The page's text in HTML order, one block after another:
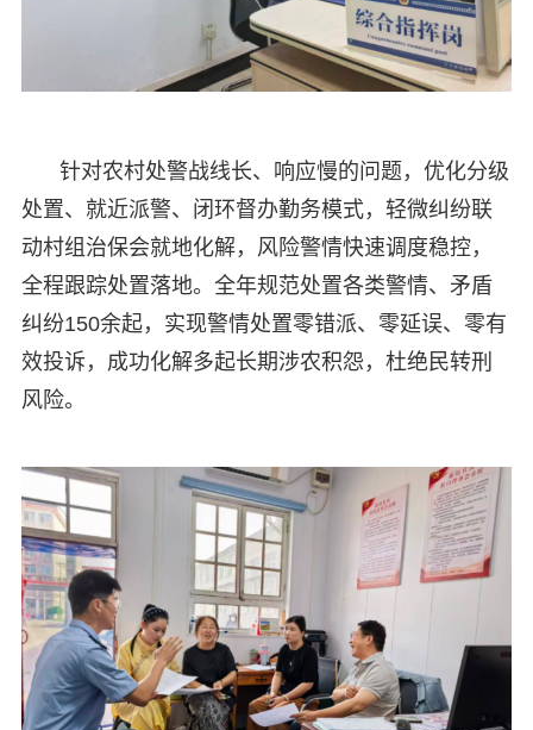
针对农村处警战线长、响应慢的问题，优化分级
处置、就近派警、闭环督办勤务模式，轻微纠纷联
动村组治保会就地化解，风险警情快速调度稳控，
全程跟踪处置落地。全年规范处置各类警情、矛盾
纠纷150余起，实现警情处置零错派、零延误、零有
效投诉，成功化解多起长期涉农积怨，杜绝民转刑
风险。